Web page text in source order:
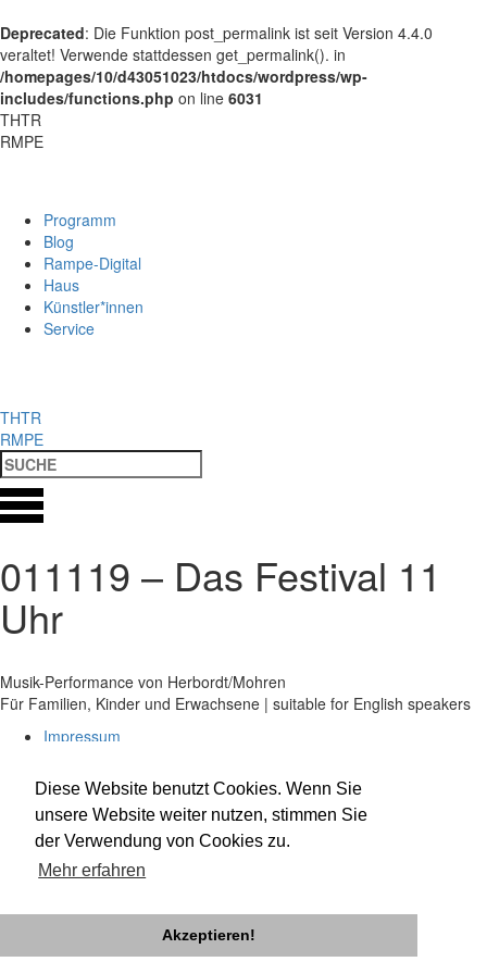
Diese Website benutzt Cookies. Wenn Sie
unsere Website weiter nutzen, stimmen Sie
der Verwendung von Cookies zu.
Mehr erfahren
Akzeptieren!
Deprecated: Die Funktion post_permalink ist seit Version 4.4.0
veraltet! Verwende stattdessen get_permalink(). in
/homepages/10/d43051023/htdocs/wordpress/wp-
includes/functions.php on line 6031
THTR
RMPE
Programm
Blog
Rampe-Digital
Haus
Künstler*innen
Service
THTR
RMPE
011119 – Das Festival 11
Uhr
Musik-Performance von Herbordt/Mohren
Für Familien, Kinder und Erwachsene | suitable for English speakers
Impressum
Newsletter
facebook
twitter
instagram